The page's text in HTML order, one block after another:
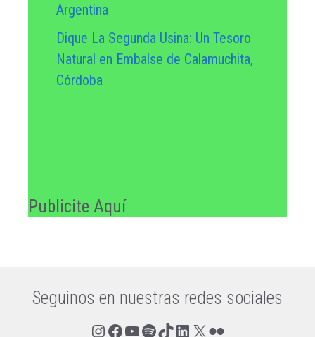
Argentina
Dique La Segunda Usina: Un Tesoro
Natural en Embalse de Calamuchita,
Córdoba
Publicite Aquí
Seguinos en nuestras redes sociales
Instagram
Facebook
YouTube
Spotify
TikTok
LinkedIn
X Flickr